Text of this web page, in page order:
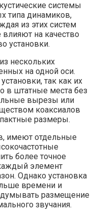
системы
типа динамиков,
из этих систем
на качество
установки.
нескольких
на одной оси.
так как их
в штатные места без
вырезы или
коаксиалов
размеры.
имеют отдельные
более точное
элемент
Однако установка
времени и
размещение
звучания.